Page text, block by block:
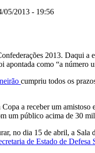
2013 - 19:56
2013. Daqui
como “a número
cumpriu todos os
a receber um amistoso
público acima de 30 mil
no dia 15 de abril, a Sala
de Estado de Defesa